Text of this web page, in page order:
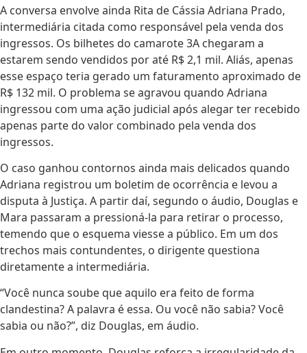
A conversa envolve ainda Rita de Cássia Adriana Prado,
intermediária citada como responsável pela venda dos
ingressos. Os bilhetes do camarote 3A chegaram a
estarem sendo vendidos por até R$ 2,1 mil. Aliás, apenas
esse espaço teria gerado um faturamento aproximado de
R$ 132 mil. O problema se agravou quando Adriana
ingressou com uma ação judicial após alegar ter recebido
apenas parte do valor combinado pela venda dos
ingressos.
O caso ganhou contornos ainda mais delicados quando
Adriana registrou um boletim de ocorrência e levou a
disputa à Justiça. A partir daí, segundo o áudio, Douglas e
Mara passaram a pressioná-la para retirar o processo,
temendo que o esquema viesse a público. Em um dos
trechos mais contundentes, o dirigente questiona
diretamente a intermediária.
“Você nunca soube que aquilo era feito de forma
clandestina? A palavra é essa. Ou você não sabia? Você
sabia ou não?”, diz Douglas, em áudio.